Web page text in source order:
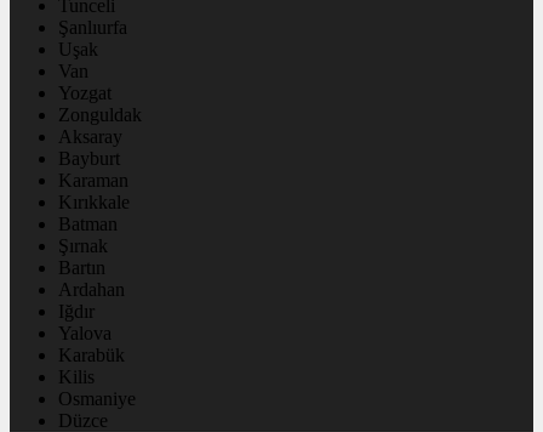
Tunceli
Şanlıurfa
Uşak
Van
Yozgat
Zonguldak
Aksaray
Bayburt
Karaman
Kırıkkale
Batman
Şırnak
Bartın
Ardahan
Iğdır
Yalova
Karabük
Kilis
Osmaniye
Düzce